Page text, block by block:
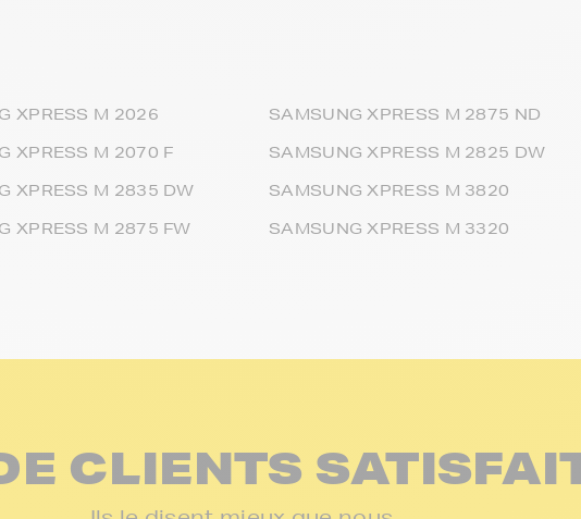
XPRESS M 2026
XPRESS M 2070 F
XPRESS M 2835 DW
XPRESS M 2875 FW
SAMSUNG XPRESS M 2875 ND
SAMSUNG XPRESS M 2825 DW
SAMSUNG XPRESS M 3820
SAMSUNG XPRESS M 3320
CLIENTS